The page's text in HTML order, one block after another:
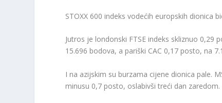
STOXX 600 indeks vodećih europskih dionica
Jutros je londonski FTSE indeks skliznuo
15.696 bodova, a pariški CAC 0,17 posto, na
I na azijskim su burzama cijene dionica pale.
minusu 0,7 posto, oslabivši treći dan zaredom.